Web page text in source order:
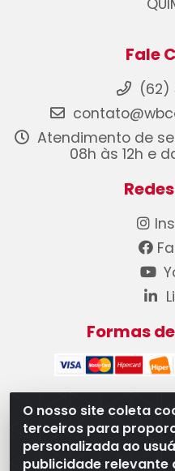
O nosso site coleta
terceiros para
personalizada ao
publicidade relevante
Fale
(62)
Atendimento de
08h às 12h e
Formas
WB Componentes
08.528.393/0001-12 -
Oeste Industrial,